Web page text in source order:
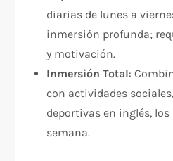
diarias de lunes a
inmersión profunda;
y motivación.
Inmersión Total:
con actividades
deportivas en inglés, los
semana.